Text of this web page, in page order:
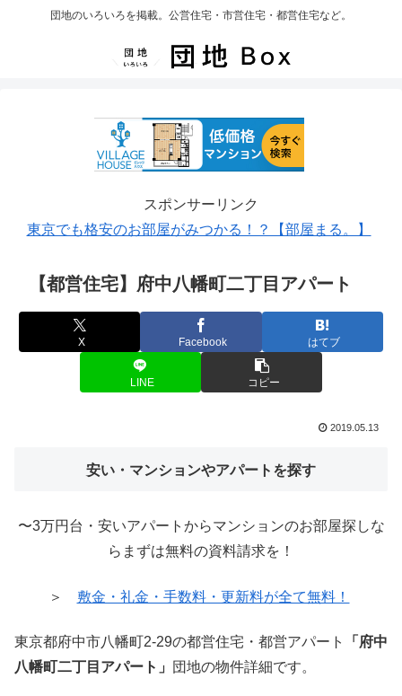
団地のいろいろを掲載。公営住宅・市営住宅・都営住宅など。
スポンサーリンク
東京でも格安のお部屋がみつかる！？【部屋まる。】
【都営住宅】府中八幡町二丁目アパート
X Facebook はてブ
LINE コピー
2019.05.13
安い・マンションやアパートを探す
〜3万円台・安いアパートからマンションのお部屋探しな
らまずは無料の資料請求を！
＞ 敷金・礼金・手数料・更新料が全て無料！
東京都府中市八幡町2-29の都営住宅・都営アパート
「府中
八幡町二丁目アパート」
団地の物件詳細です。